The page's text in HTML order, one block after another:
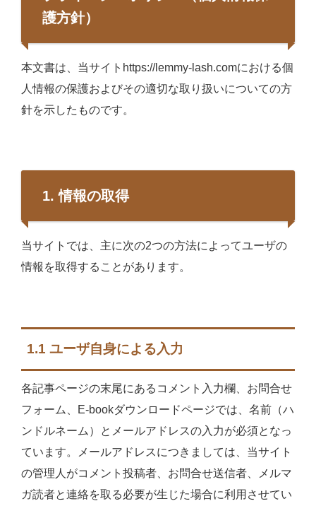
護方針）
本文書は、当サイトhttps://lemmy-lash.comにおける個
人情報の保護およびその適切な取り扱いについての方
針を示したものです。
1. 情報の取得
当サイトでは、主に次の2つの方法によってユーザの
情報を取得することがあります。
1.1 ユーザ自身による入力
各記事ページの末尾にあるコメント入力欄、お問合せ
フォーム、E-bookダウンロードページでは、名前（ハ
ンドルネーム）とメールアドレスの入力が必須となっ
ています。メールアドレスにつきましては、当サイト
の管理人がコメント投稿者、お問合せ送信者、メルマ
ガ読者と連絡を取る必要が生じた場合に利用させてい